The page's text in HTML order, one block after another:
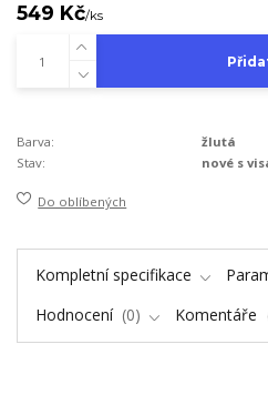
549 Kč/ks
Barva:
žlutá
Stav:
nové s
Do oblíbených
Kompletní specifikace
Hodnocení
0 Komentáře